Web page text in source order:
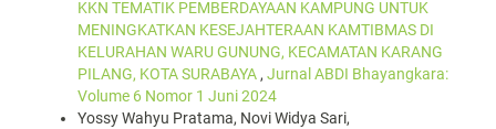
KKN TEMATIK PEMBERDAYAAN KAMPUNG UNTUK
MENINGKATKAN KESEJAHTERAAN KAMTIBMAS DI
KELURAHAN WARU GUNUNG, KECAMATAN KARANG
PILANG, KOTA SURABAYA, Jurnal ABDI Bhayangkara:
Volume 6 Nomor 1 Juni 2024
Yossy Wahyu Pratama, Novi Widya Sari,